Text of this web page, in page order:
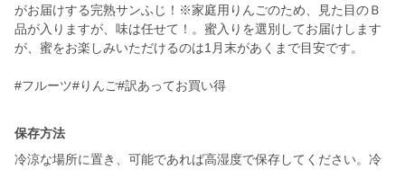
がお届けする完熟サンふじ！※家庭用りんごのため、見た目のＢ
品が入りますが、味は任せて！。蜜入りを選別してお届けします
が、蜜をお楽しみいただけるのは1月末があくまで目安です。
#フルーツ#りんご#訳あってお買い得
保存方法
冷涼な場所に置き、可能であれば高湿度で保存してください。冷